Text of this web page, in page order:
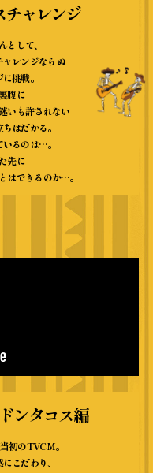
チャレンジ
して、
レンジならぬ
挑戦。
腹に
いも許されない
はだかる。
るのは…。
先に
はできるのか…。
ンタコス編
初のTVCM。
こだわり、